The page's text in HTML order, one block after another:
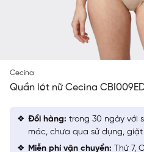
Cecina
Quần lót nữ Cecina
Đổi hàng: trong 30 ngày với
mác, chưa qua sử dụng,
Miễn phí vận chuyển: Thứ 7,